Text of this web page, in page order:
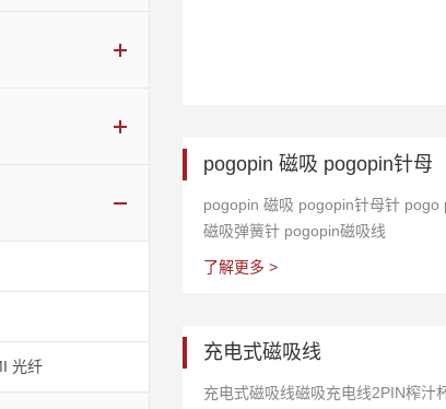
光纤
pogopin 磁吸 pogopin针母
pogopin 磁吸 pogopin针母针 pogo
磁吸弹簧针 pogopin磁吸线
了解更多 >
充电式磁吸线
充电式磁吸线磁吸充电线2PIN榨汁